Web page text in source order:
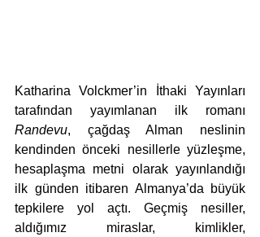
Katharina Volckmer’in İthaki Yayınları
Randevu, çağdaş Alman neslinin
kendinden önceki nesillerle yüzleşme,
hesaplaşma metni olarak yayınlandığı
ilk günden itibaren Almanya’da büyük
tepkilere yol açtı. Geçmiş nesiller,
aldığımız miraslar, kimlikler,